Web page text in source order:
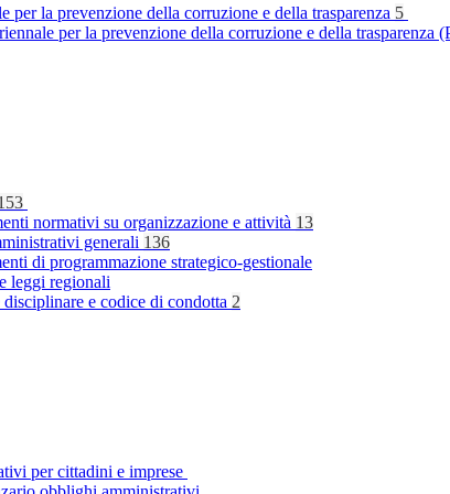
per la prevenzione della corruzione e della trasparenza 5
per la prevenzione della corruzione e della trasparenza
normativi su organizzazione e attività 13
generali 136
di programmazione strategico-gestionale
leggi regionali
e codice di condotta 2
per cittadini e imprese